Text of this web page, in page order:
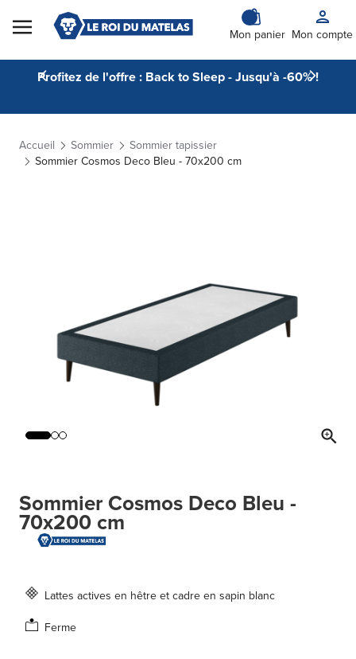
Skip to Content
Mon panier Mon compte
Profitez de l'offre : Back to Sleep - Jusqu'à -60% !
Accueil Sommier
Sommier tapissier
Sommier Cosmos Deco Bleu - 70x200 cm
Sommier Cosmos Deco Bleu -
70x200 cm
Lattes actives en hêtre et cadre en sapin blanc
Ferme